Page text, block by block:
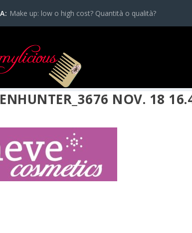
Make up: low o high cost? Quantità o qualità?
NOV. 18